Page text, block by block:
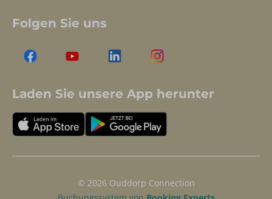
Folgen Sie uns
Laden Sie unsere App herunter
© 2026 Ouddorp Connection